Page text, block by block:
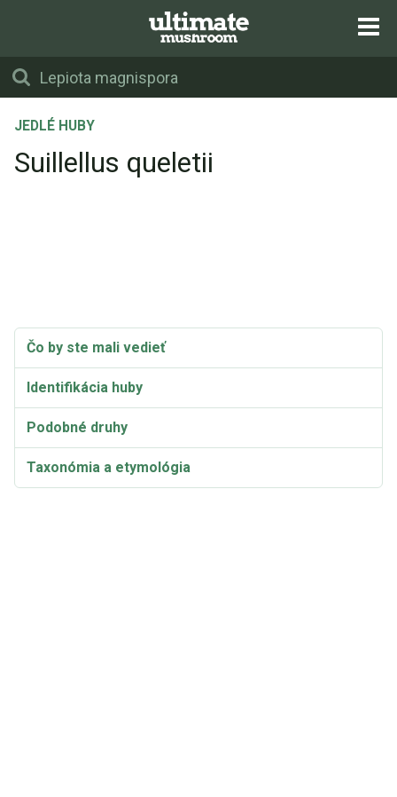
JEDLÉ HUBY
Suillellus queletii
Čo by ste mali vedieť
Identifikácia huby
Podobné druhy
Taxonómia a etymológia